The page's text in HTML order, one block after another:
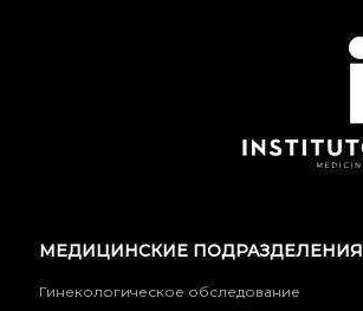
МЕДИЦИНСКИЕ ПОДРАЗДЕЛЕНИЯ
Гинекологическое обследование